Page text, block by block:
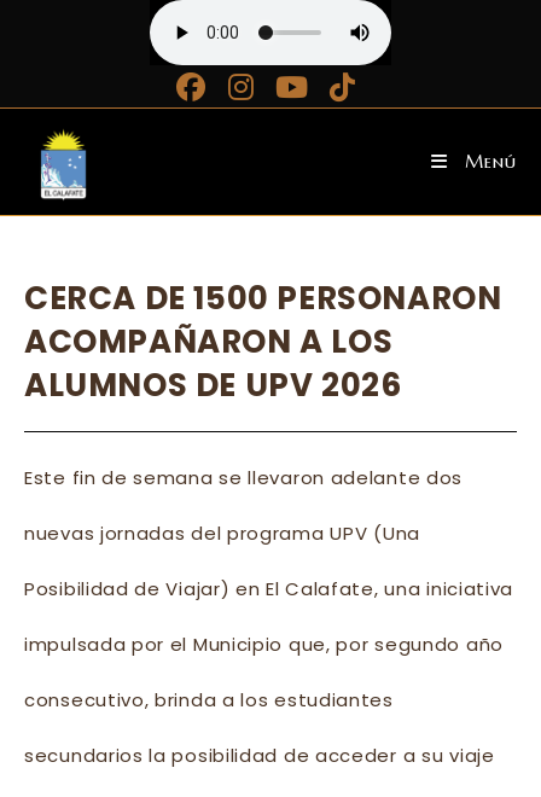
contenido
Menú
CERCA DE 1500 PERSONARON
ACOMPAÑARON A LOS
ALUMNOS DE UPV 2026
Este fin de semana se llevaron adelante dos
nuevas jornadas del programa UPV (Una
Posibilidad de Viajar) en El Calafate, una iniciativa
impulsada por el Municipio que, por segundo año
consecutivo, brinda a los estudiantes
secundarios la posibilidad de acceder a su viaje